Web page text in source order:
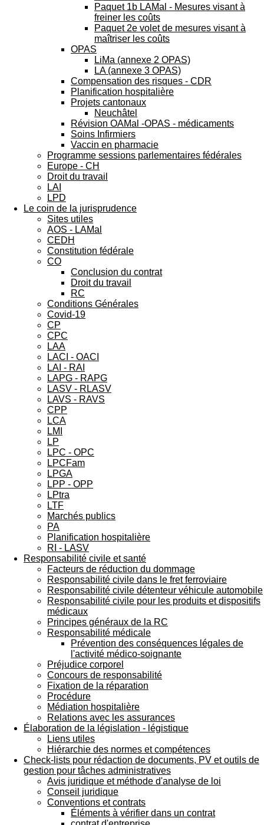
Paquet 1b LAMal - Mesures visant à
freiner les coûts
Paquet 2e volet de mesures visant à
maîtriser les coûts
OPAS
LiMa (annexe 2 OPAS)
LA (annexe 3 OPAS)
Compensation des risques - CDR
Planification hospitalière
Projets cantonaux
Neuchâtel
Révision OAMal -OPAS - médicaments
Soins Infirmiers
Vaccin en pharmacie
Programme sessions parlementaires fédérales
Europe - CH
Droit du travail
LAI
LPD
Le coin de la jurisprudence
Sites utiles
AOS - LAMal
CEDH
Constitution fédérale
CO
Conclusion du contrat
Droit du travail
RC
Conditions Générales
Covid-19
CP
CPC
LAA
LACI - OACI
LAI - RAI
LAPG - RAPG
LASV - RLASV
LAVS - RAVS
CPP
LCA
LMI
LP
LPC - OPC
LPCFam
LPGA
LPP - OPP
LPtra
LTF
Marchés publics
PA
Planification hospitalière
RI - LASV
Responsabilité civile et santé
Facteurs de réduction du dommage
Responsabilité civile dans le fret ferroviaire
Responsabilité civile détenteur véhicule automobile
Responsabilité civile pour les produits et dispositifs
médicaux
Principes généraux de la RC
Responsabilité médicale
Prévention des conséquences légales de
l'activité médico-soignante
Préjudice corporel
Concours de responsabilité
Fixation de la réparation
Procédure
Médiation hospitalière
Relations avec les assurances
Élaboration de la législation - légistique
Liens utiles
Hiérarchie des normes et compétences
Check-lists pour rédaction de documents, PV et outils de
gestion pour tâches administratives
Avis juridique et méthode d'analyse de loi
Conseil juridique
Conventions et contrats
Éléments à vérifier dans un contrat